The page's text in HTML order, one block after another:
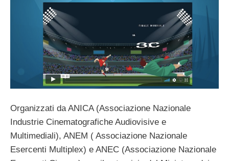
Organizzati da ANICA (Associazione Nazionale
Industrie Cinematografiche Audiovisive e
Multimediali), ANEM ( Associazione Nazionale
Esercenti Multiplex) e ANEC (Associazione Nazionale